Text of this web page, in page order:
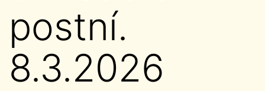
postní.
8.3.2026